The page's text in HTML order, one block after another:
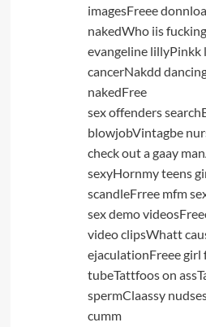
imagesFreee
nakedWho iis fucking
evangeline
cancerNakdd
nakedFree
sex offenders
blowjobVintagbe
check out a gaay
sexyHornmy teens
scandleFrree mfm
sex demo
video clipsWhatt
ejaculationFreee girl
tubeTattfoos on
spermClaassy
cumm